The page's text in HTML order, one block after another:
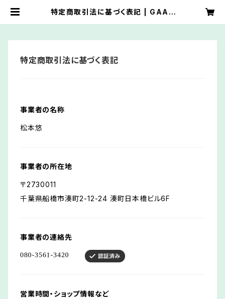
特定商取引法に基づく表記 | GAAR
特定商取引法に基づく表記
事業者の名称
松本悠
事業者の所在地
〒2730011
千葉県船橋市湊町2-12-24 湊町日本橋ビル6F
事業者の連絡先
営業時間・ショップ情報など